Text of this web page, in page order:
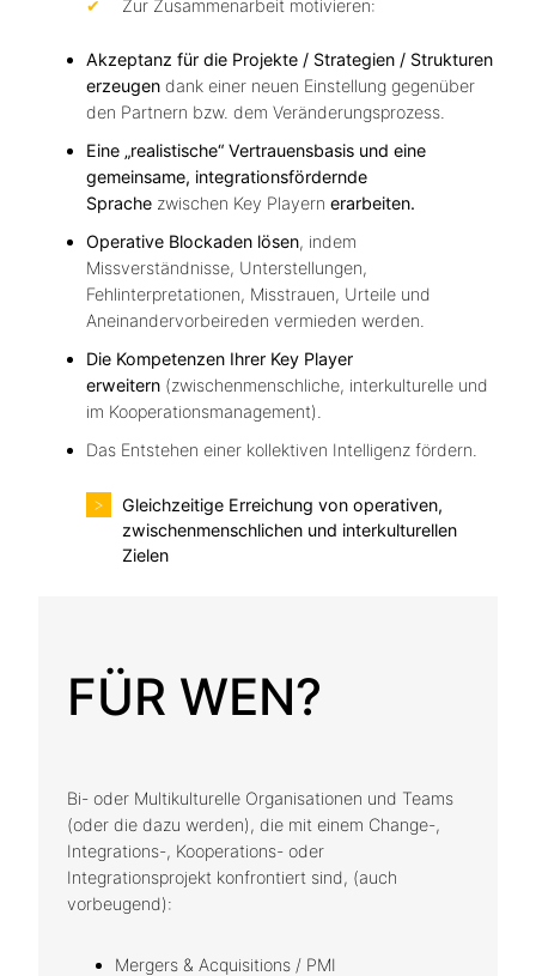
Zur Zusammenarbeit motivieren:
Akzeptanz für die Projekte / Strategien / Strukturen
erzeugen dank einer neuen Einstellung gegenüber
den Partnern bzw. dem Veränderungsprozess.
Eine „realistische“ Vertrauensbasis und eine
gemeinsame, integrationsfördernde
Sprache zwischen Key Playern erarbeiten.
Operative Blockaden lösen, indem
Missverständnisse, Unterstellungen,
Fehlinterpretationen, Misstrauen, Urteile und
Aneinandervorbeireden vermieden werden.
Die Kompetenzen Ihrer Key Player
erweitern (zwischenmenschliche, interkulturelle und
im Kooperationsmanagement).
Das Entstehen einer kollektiven Intelligenz fördern.
Gleichzeitige Erreichung von operativen,
zwischenmenschlichen und interkulturellen
Zielen
FÜR WEN?
Bi- oder Multikulturelle Organisationen und Teams
(oder die dazu werden), die mit einem Change-,
Integrations-, Kooperations- oder
Integrationsprojekt konfrontiert sind, (auch
vorbeugend):
Mergers & Acquisitions / PMI